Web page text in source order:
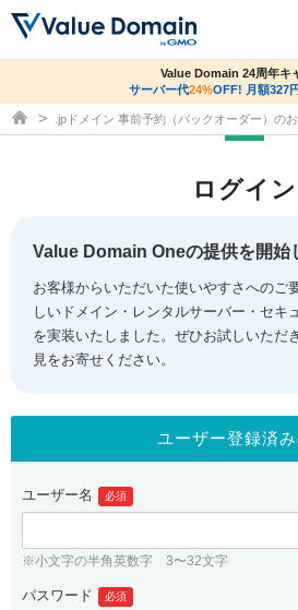
ドメイントップ
ドメイン移管
ドメイン価格一覧
ドメイン一括検索
.jpドメインオークション
gTLDオークション NEW!
.jpドメインバックオーダー
プレミアムドメイン
人気ドメインの種類
コアサーバー
バリューサーバー
XREA
セキュリティトップ
Value Domain ネットde診断
SSL証明書
サービストップ
お得意様割引
紹介制度
バリュードメインAPI
ドメイン・ホスティングOEM
facebook
ログイン
従来のバリュードメインをご
ユーザー登録
co.jpドメイン✕コアサーバーV2ビジネ
サーバー料金1年間無料
Value Domain 24周年キ
サーバー代24%OFF! 月額327
ドメイン取得ならバリュードメイン
.jpドメイン 事前予約（バックオーダー）の
ログイン
Value Domain Oneの提供を開始
お客様からいただいた使いやすさへのご
しいドメイン・レンタルサーバー・セキ
を実装いたしました。ぜひお試しいただ
見をお寄せください。
ユーザー登録済
ユーザー名 必須
※小文字の半角英数字 3〜32文字
パスワード 必須